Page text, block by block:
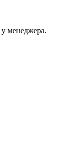
у менеджера.